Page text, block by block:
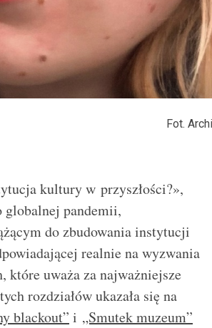
Fot.
kultury w przyszłości?»,
globalnej pandemii,
do zbudowania instytucji
realnie na wyzwania
które uważa za najważniejsze
rozdziałów ukazała się na
blackout” i „Smutek muzeum”